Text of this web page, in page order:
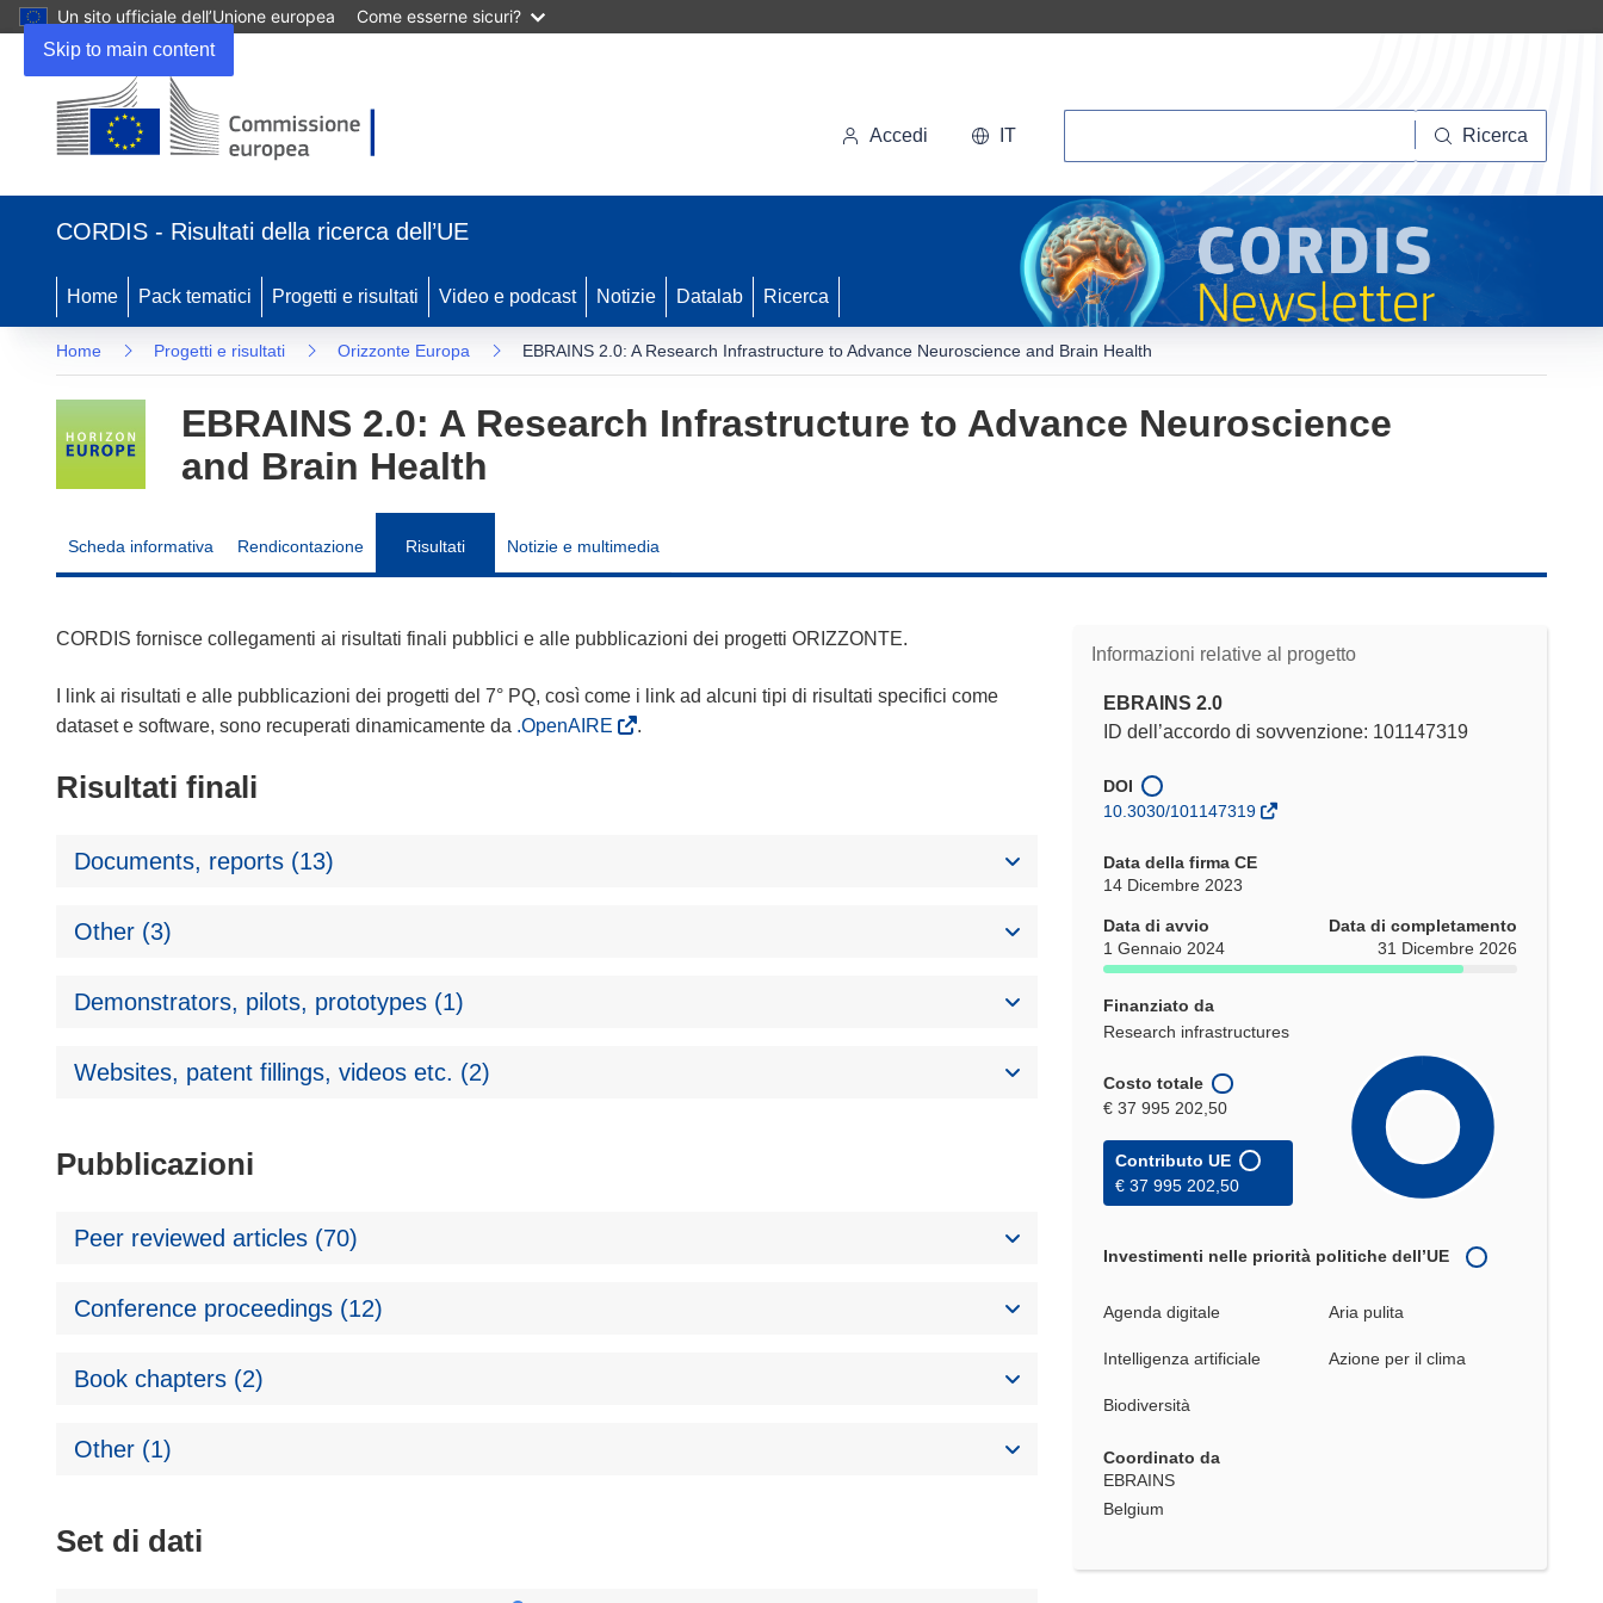
Skip to main content
Un sito ufficiale dell’Unione europea Come esserne sicuri?
in
nuova
finestra)
Accedi IT Ricerca
CORDIS - Risultati della ricerca dell’UE
Home Pack tematici Progetti e risultati Video e podcast Notizie Datalab Ricerca
Home Progetti e risultati Orizzonte Europa EBRAINS 2.0: A Research Infrastructure to Advance Neuroscience and Brain Health
EBRAINS 2.0: A Research Infrastructure to Advance Neuroscience
and Brain Health
Scheda informativa Rendicontazione Risultati Notizie e multimedia
Informazioni relative al progetto
EBRAINS 2.0
ID dell’accordo di sovvenzione: 101147319
DOI
10.3030/101147319
Data della firma CE
14 Dicembre 2023
Data di avvio
1 Gennaio 2024
Data di completamento
31 Dicembre 2026
Finanziato da
Research infrastructures
Costo totale
€ 37 995 202,50
Contributo UE
€ 37 995 202,50
Investimenti nelle priorità politiche dell’UE
Agenda digitale Aria pulita
Intelligenza artificiale Azione per il clima
Biodiversità
Coordinato da
EBRAINS
Belgium
CORDIS fornisce collegamenti ai risultati finali pubblici e alle pubblicazioni dei progetti ORIZZONTE.
I link ai risultati e alle pubblicazioni dei progetti del 7° PQ, così come i link ad alcuni tipi di risultati specifici come
dataset e software, sono recuperati dinamicamente da .OpenAIRE .
Risultati finali
Documents, reports (13)
Other (3)
Demonstrators, pilots, prototypes (1)
Websites, patent fillings, videos etc. (2)
Pubblicazioni
Peer reviewed articles (70)
Conference proceedings (12)
Book chapters (2)
Other (1)
Set di dati